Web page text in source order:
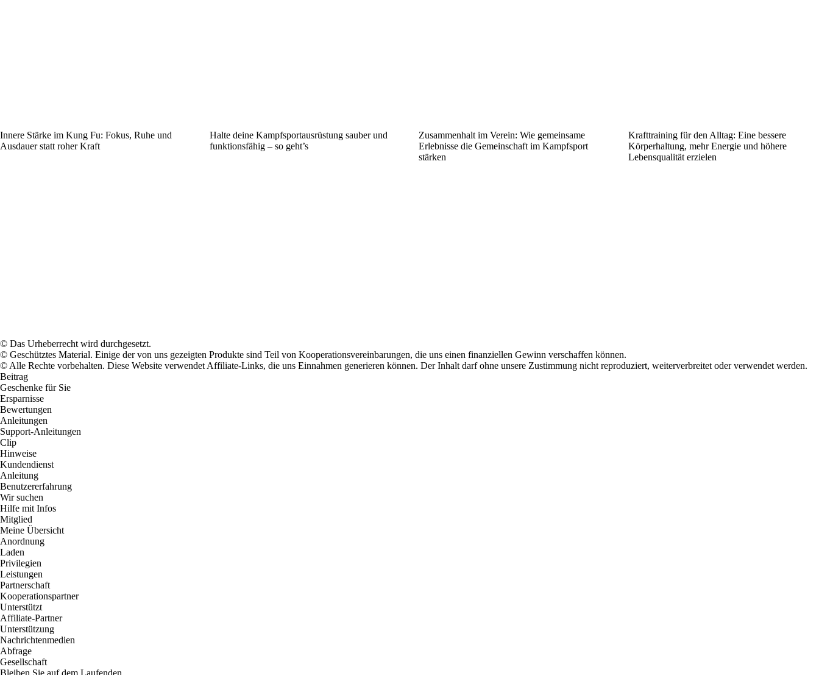
Innere Stärke im Kung Fu: Fokus, Ruhe und
Ausdauer statt roher Kraft
Halte deine Kampfsportausrüstung sauber und
funktionsfähig – so geht’s
Zusammenhalt im Verein: Wie gemeinsame
Erlebnisse die Gemeinschaft im Kampfsport
stärken
Krafttraining für den Alltag: Eine bessere
Körperhaltung, mehr Energie und höhere
Lebensqualität erzielen
© Das Urheberrecht wird durchgesetzt.
© Geschütztes Material. Einige der von uns gezeigten Produkte sind Teil von Kooperationsvereinbarungen, die uns einen finanziellen Gewinn verschaffen können.
© Alle Rechte vorbehalten. Diese Website verwendet Affiliate-Links, die uns Einnahmen generieren können. Der Inhalt darf ohne unsere Zustimmung nicht reproduziert, weiterverbreitet oder verwendet werden.
Beitrag
Geschenke für Sie
Ersparnisse
Bewertungen
Anleitungen
Support-Anleitungen
Clip
Hinweise
Kundendienst
Anleitung
Benutzererfahrung
Wir suchen
Hilfe mit Infos
Mitglied
Meine Übersicht
Anordnung
Laden
Privilegien
Leistungen
Partnerschaft
Kooperationspartner
Unterstützt
Affiliate-Partner
Unterstützung
Nachrichtenmedien
Abfrage
Gesellschaft
Bleiben Sie auf dem Laufenden